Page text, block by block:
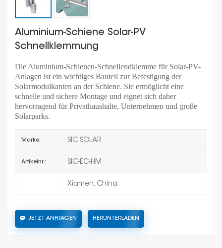
Aluminium-Schiene Solar-PV
Schnellklemmung
Die Aluminium-Schienen-Schnellendklemme für Solar-PV-
Anlagen ist ein wichtiges Bauteil zur Befestigung der
Solarmodulkanten an der Schiene. Sie ermöglicht eine
schnelle und sichere Montage und eignet sich daher
hervorragend für Privathaushalte, Unternehmen und große
Solarparks.
Marke: SIC SOLAR
Artikelnr.: SIC-EC-HM
: Xiamen, China
JETZT ANFRAGEN HERUNTERLADEN